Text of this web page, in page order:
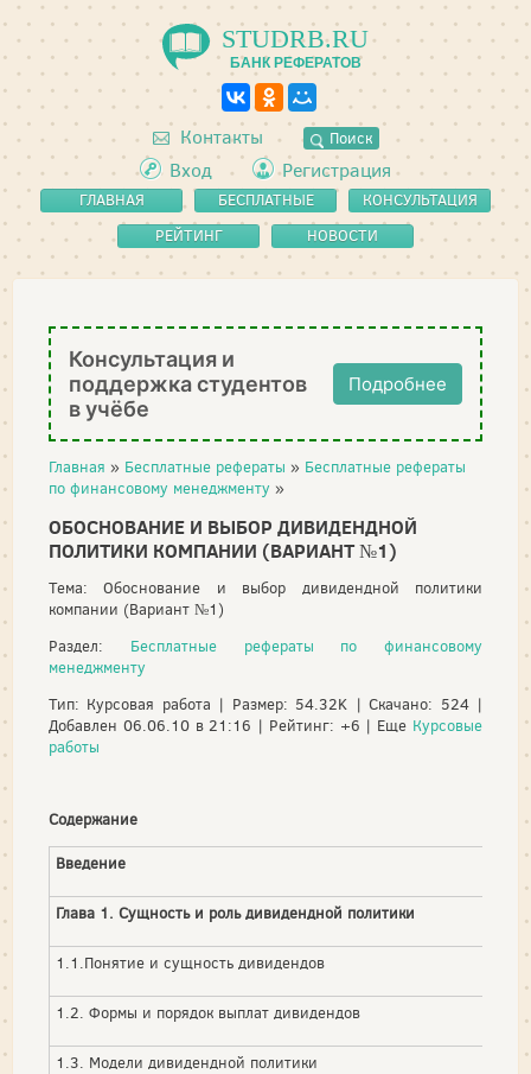
STUDRB.RU
БАНК РЕФЕРАТОВ
Контакты Поиск
Вход Регистрация
ГЛАВНАЯ
БЕСПЛАТНЫЕ
РЕФЕРАТЫ
КОНСУЛЬТАЦИЯ
РЕЙТИНГ
НОВОСТИ
Консультация и
поддержка студентов
в учёбе
Подробнее
Главная » Бесплатные рефераты » Бесплатные рефераты
по финансовому менеджменту »
ОБОСНОВАНИЕ И ВЫБОР ДИВИДЕНДНОЙ
ПОЛИТИКИ КОМПАНИИ (ВАРИАНТ №1)
Тема: Обоснование и выбор дивидендной политики
компании (Вариант №1)
Раздел: Бесплатные рефераты по финансовому
менеджменту
Тип: Курсовая работа | Размер: 54.32K | Скачано: 524 |
Добавлен 06.06.10 в 21:16 | Рейтинг: +6 | Еще Курсовые
работы
Содержание
Введение
Глава 1. Сущность и роль дивидендной политики
1.1.Понятие и сущность дивидендов
1.2. Формы и порядок выплат дивидендов
1.3. Модели дивидендной политики